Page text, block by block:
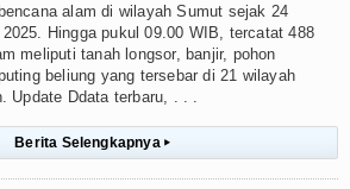
alam di wilayah Sumut sejak 24
2025. Hingga pukul 09.00 WIB, tercatat 488
meliputi tanah longsor, banjir, pohon
beliung yang tersebar di 21 wilayah
Update Ddata terbaru, . . .
Berita Selengkapnya ▸